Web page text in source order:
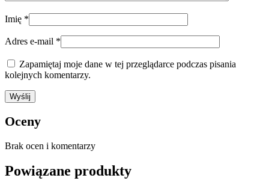
Imię *
Adres e-mail *
Zapamiętaj moje dane w tej przeglądarce podczas pisania
kolejnych komentarzy.
Oceny
Brak ocen i komentarzy
Powiązane produkty